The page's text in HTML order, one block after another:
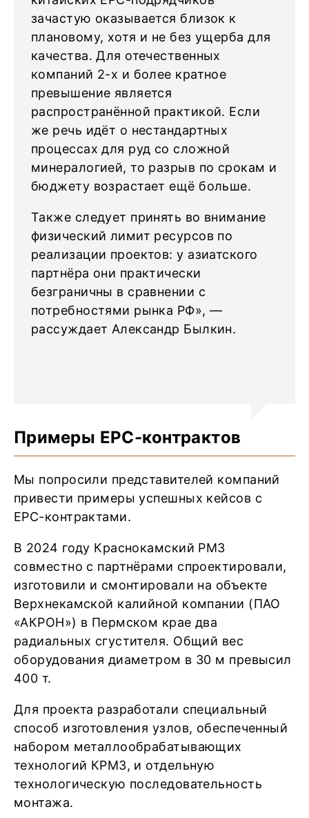
зачастую оказывается близок к
плановому, хотя и не без ущерба для
качества. Для отечественных
компаний 2-х и более кратное
превышение является
распространённой практикой. Если
же речь идёт о нестандартных
процессах для руд со сложной
минералогией, то разрыв по срокам и
бюджету возрастает ещё больше.
Также следует принять во внимание
физический лимит ресурсов по
реализации проектов: у азиатского
партнёра они практически
безграничны в сравнении с
потребностями рынка РФ», —
рассуждает Александр Былкин.
Примеры EPC-контрактов
Мы попросили представителей компаний
привести примеры успешных кейсов с
EPC-контрактами.
В 2024 году Краснокамский РМЗ
совместно с партнёрами спроектировали,
изготовили и смонтировали на объекте
Верхнекамской калийной компании (ПАО
«АКРОН») в Пермском крае два
радиальных сгустителя. Общий вес
оборудования диаметром в 30 м превысил
400 т.
Для проекта разработали специальный
способ изготовления узлов, обеспеченный
набором металлообрабатывающих
технологий КРМЗ, и отдельную
технологическую последовательность
монтажа.